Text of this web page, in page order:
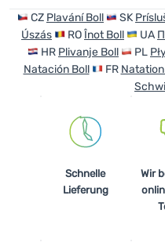
Zelte
Ausrüstung
Ausrüstung
CZ Plavání Boll SK
Úszás
ROÎnot Boll UA
HR Plivanje Boll PL
Natación Boll
FR
Schnelle
Lieferung
Wir